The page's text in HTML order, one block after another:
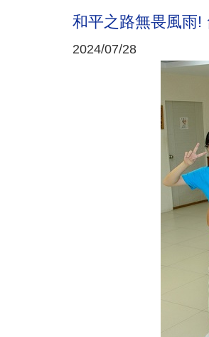
和平之路無畏風雨!
2024/07/28